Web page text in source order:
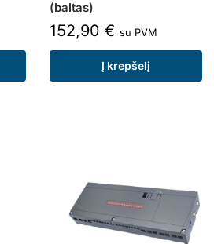
(baltas)
152,90 € su PVM
Į krepšelį